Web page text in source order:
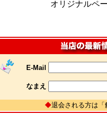
オリジナルペ
E-Mail
なまえ
◆退会される方は